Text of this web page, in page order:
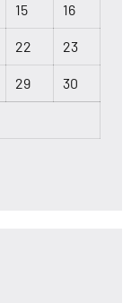
15 16
22 23
29 30